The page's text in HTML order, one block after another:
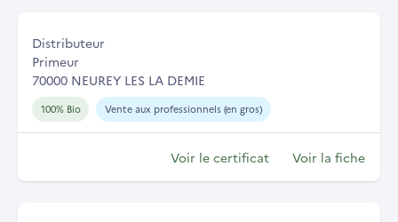
Distributeur
Primeur
70000 NEUREY LES LA DEMIE
100% Bio Vente aux professionnels (en gros)
Voir le certificat Voir la fiche